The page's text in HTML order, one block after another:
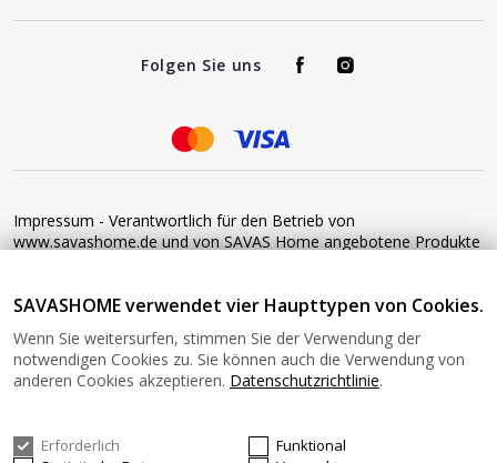
Folgen Sie uns
Impressum - Verantwortlich für den Betrieb von
www.savashome.de und von SAVAS Home angebotene Produkte
senden Sie keine Waren ohne vorherige Bestätigung an diese
diesem Link: https://www.savashome.de/rueckgabebedingungen-
fuer-waren Gerne können Sie sich mit uns in Verbindung setzen:
Montag − Freitag: 08:00−16:00 Uhr E-Mail: Info@savashome.de
© 2026 SAVASHOME Alle Rechte vorbehalten.
SAVASHOME verwendet vier Haupttypen von Cookies.
Wenn Sie weitersurfen, stimmen Sie der Verwendung der
notwendigen Cookies zu. Sie können auch die Verwendung von
anderen Cookies akzeptieren. Datenschutzrichtlinie.
Erforderlich
Funktional